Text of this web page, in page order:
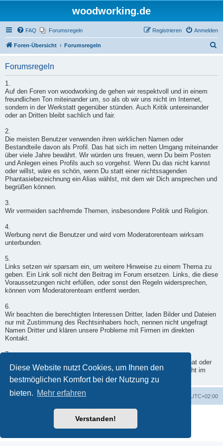
Diese Website nutzt Cookies, um Ihnen den
bestmöglichen Komfort bei der Nutzung zu
bieten. Mehr erfahren
Verstanden!
woodworking.de
FAQ Forumsregeln Anmelden
Registrieren
Foren-Übersicht Forumsregeln
Forumsregeln
1.
Auf den Foren von woodworking.de gehen wir respektvoll und in einem
freundlichen Ton miteinander um, so als ob wir uns nicht im Internet,
sondern in der Werkstatt gegenüber stünden. Auch Kritik untereinander
oder an Dritten bleibt sachlich und fair.
2.
Die meisten Benutzer verwenden ihren wirklichen Namen oder
Bestandteile davon als Profil. Das hat sich im netten Umgang miteinander
über viele Jahre bewährt. Wir würden uns freuen, wenn Du beim Posten
und Anlegen eines Profils auch so vorgehst. Wenn Du das nicht kannst
oder willst, wäre es schön, wenn Du statt einer nichtssagenden
Phantasiebezeichnung ein Alias wählst, mit dem wir Dich ansprechen und
begrüßen können.
3.
Wir vermeiden sachfremde Themen, insbesondere Politik und Religion.
4.
Werbung nervt die Benutzer und wird vom Moderatorenteam wirksam
unterbunden.
5.
Links setzen wir sparsam ein, um weitere Hinweise zu einem Thema zu
geben. Ein Link soll nicht den Beitrag im Forum ersetzen. Links, die diese
Voraussetzungen nicht erfüllen, oder sonst den Regeln widersprechen,
können vom Moderatorenteam entfernt werden.
6.
Wir beachten die berechtigten Interessen Dritter, laden Bilder und Dateien
nur mit Zustimmung des Rechtsinhabers hoch, nennen nicht ungefragt
Namen Dritter und klären unsere Probleme mit Firmen im direkten
Kontakt.
7.
Wenn ein Moderator doch einmal in Deinen Beitrag eingegriffen hat oder
er nicht freigegeben wurde, wende Dich per Kontaktformular - nicht im
Forum - an einen Moderator.
Foren-Übersicht UTC+02:00
Deutsche Übersetzung durch